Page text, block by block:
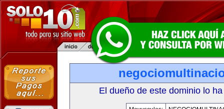
El dueño de este dominio lo